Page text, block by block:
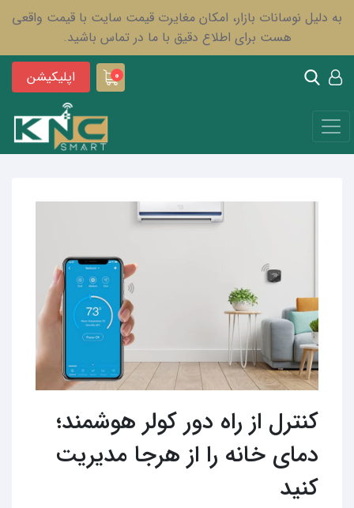
به دلیل نوسانات بازار، امکان مغایرت قیمت سایت با قیمت واقعی
هست برای اطلاع دقیق با ما در تماس باشید.
0 اپلیکیشن
کنترل از راه دور کولر هوشمند؛
دمای خانه را از هرجا مدیریت
کنید